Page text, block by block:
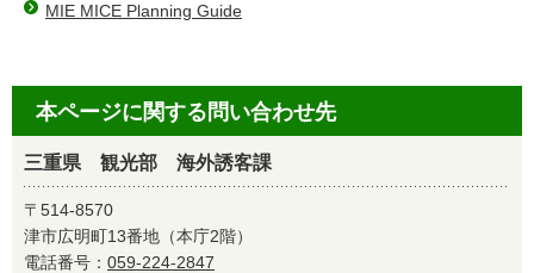
MIE MICE Planning Guide
本ページに関する問い合わせ先
三重県 観光部 海外誘客課
〒514-8570
津市広明町13番地（本庁2階）
電話番号： 059-224-2847